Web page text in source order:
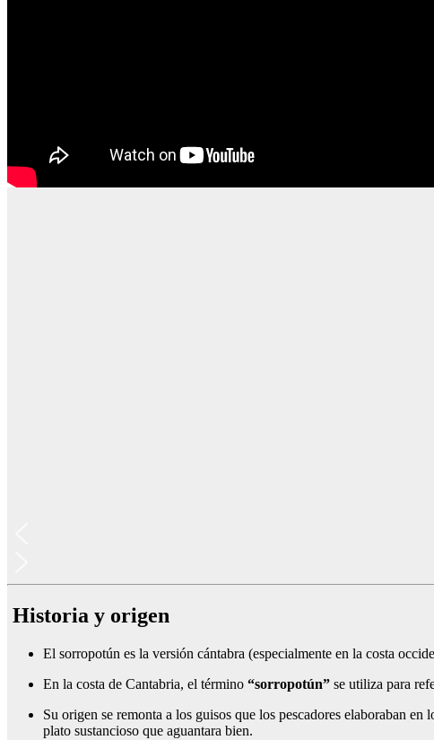
Historia y origen
El sorropotún es la versión cántabra (especialmente en la costa
En la costa de Cantabria, el término “sorropotún” se utiliza para
Su origen se remonta a los guisos que los pescadores elaboraban
plato sustancioso que aguantara bien.